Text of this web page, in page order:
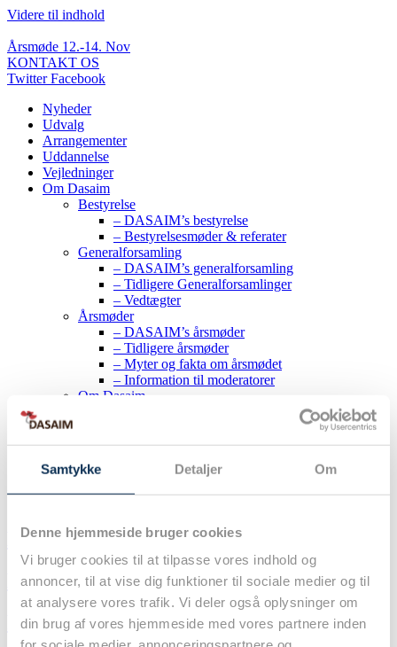
Samtykke Detaljer Om
Denne hjemmeside bruger cookies
Vi bruger cookies til at tilpasse vores indhold og
annoncer, til at vise dig funktioner til sociale medier og til
at analysere vores trafik. Vi deler også oplysninger om
din brug af vores hjemmeside med vores partnere inden
Videre til indhold
Årsmøde 12.-14. Nov
KONTAKT OS
Twitter Facebook
Nyheder
Udvalg
Arrangementer
Uddannelse
Vejledninger
Om Dasaim
Bestyrelse
– DASAIM’s bestyrelse
– Bestyrelsesmøder & referater
Generalforsamling
– DASAIM’s generalforsamling
– Tidligere Generalforsamlinger
– Vedtægter
Årsmøder
– DASAIM’s årsmøder
– Tidligere årsmøder
– Myter og fakta om årsmødet
– Information til moderatorer
Om Dasaim
– Legater
Udvalg under DASAIM
Bæredygtigheds-udvalget
Børneanæstesi- og intensivudvalg
Forsknings-udvalget